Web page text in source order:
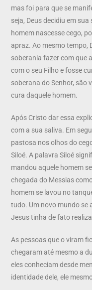
mas foi para que se
seja, Deus decidiu em
homem nascesse cego,
apraz. Ao mesmo tempo,
soberania fazer com que
com o seu Filho e fosse
soberana do Senhor, são
cura daquele homem.
Após Cristo dar essa
com a sua saliva. Em
pastosa nos olhos do
Siloé. A palavra Siloé
mandou aquele homem
chegada do Messias
homem se lavou no
tudo. Um novo mundo se
Jesus tinha de fato
As pessoas que o viram
chegaram até mesmo a
eles conheciam desde
identidade dele, ele